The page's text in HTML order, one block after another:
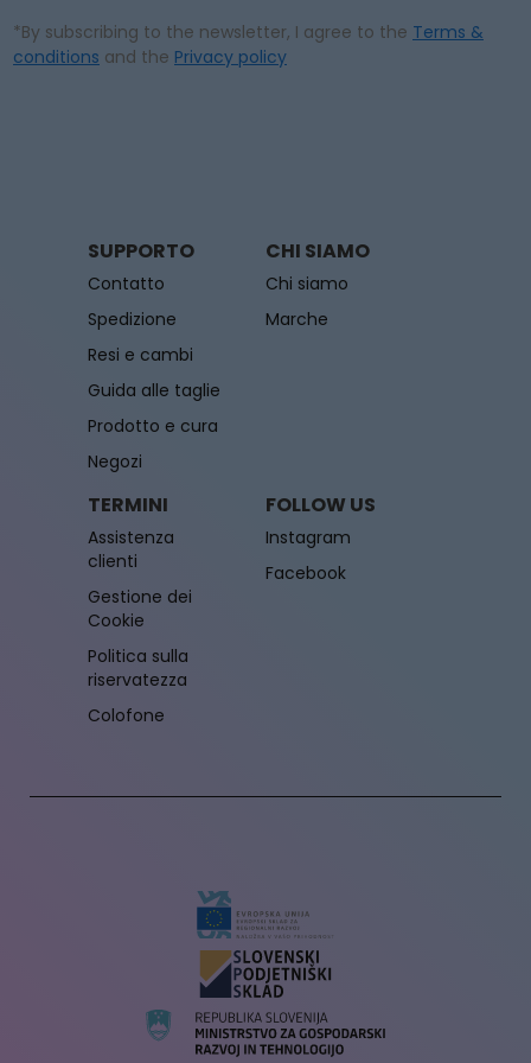
*By subscribing to the newsletter, I agree to the Terms &
conditions and the Privacy policy
SUPPORTO
Contatto
Spedizione
Resi e cambi
Guida alle taglie
Prodotto e cura
Negozi
CHI SIAMO
Chi siamo
Marche
TERMINI
Assistenza
clienti
Gestione dei
Cookie
Politica sulla
riservatezza
Colofone
FOLLOW US
Instagram
Facebook